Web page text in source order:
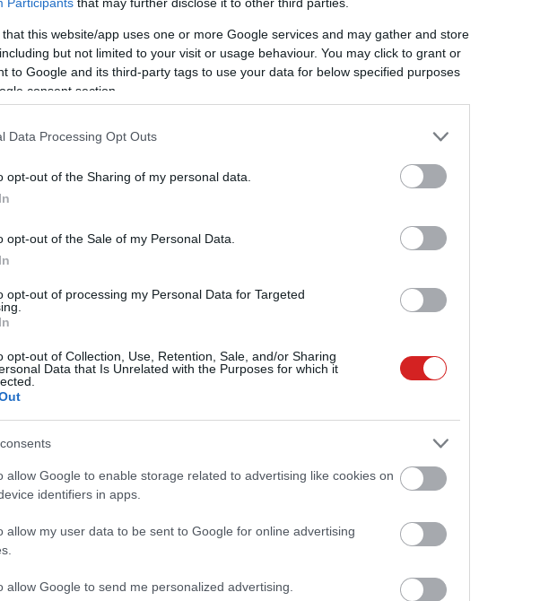
that this website/app uses one or more Google services and may gather and store
but not limited to your visit or usage behaviour. You may click to grant or
to Google and its third-party tags to use your data for below specified purposes
consent section.
Data Processing Opt Outs
opt-out of the Sharing of my personal data.
opt-out of the Sale of my Personal Data.
opt-out of processing my Personal Data for Targeted
opt-out of Collection, Use, Retention, Sale, and/or Sharing
Data that Is Unrelated with the Purposes for which it
allow Google to enable storage related to advertising like cookies on
identifiers in apps.
allow my user data to be sent to Google for online advertising
allow Google to send me personalized advertising.
a másodlagos funkciókat is. A bal felső
mögött a teljesen új "Your activity" oldal lakik: itt
fordítási előzményt, a mentett kifejezéseket és a
került a kézírás opciót és a fordítási modellek
szintén lekerekített kártyákra lett átszabva,
a korábban felül terpeszkedő előzmény és
menübe vándoroltak. A kód alapján a funkcionális
dátuma még kérdéses.
új balatoni kardioösvény (X)
ZÖLD PÁLYA
GS HÍREK